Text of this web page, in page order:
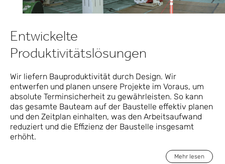
Entwickelte
Produktivitätslösungen
Wir liefern Bauproduktivität durch Design. Wir
entwerfen und planen unsere Projekte im Voraus, um
absolute Terminsicherheit zu gewährleisten. So kann
das gesamte Bauteam auf der Baustelle effektiv planen
und den Zeitplan einhalten, was den Arbeitsaufwand
reduziert und die Effizienz der Baustelle insgesamt
erhöht.
Mehr lesen